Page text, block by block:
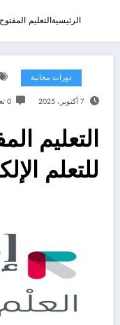
الرئيسيةالتعليم
دورات مجانية
7 أكتوبر، 2025 0 تعليقات
التعليم
للتعلم